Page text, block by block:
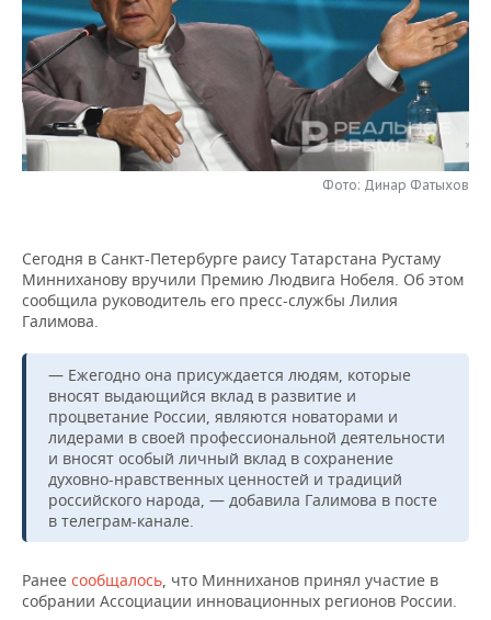
НЕФТЕХИМИЯ
НЕФТЬ
ОПК
ЭНЕРГЕТИКА
РОЗНИЧНАЯ ТОРГОВЛЯ
ТРАНСПОРТ
УСЛУГИ
НОВОСТИ ТЕХНОЛОГИЙ
IT
МЕДИА
МЕРОПРИЯТИЯ
НОВОСТИ МЕРОПРИЯТИЙ
ВЫЕЗДНАЯ РЕДАКЦИЯ
ОТКРЫТАЯ ЛЕКЦИЯ
СПОРТ
НОВОСТИ СПОРТА
БАСКЕТБОЛ
КИБЕРСПОРТ
ФИГУРНОЕ КАТАНИЕ
ВОДНЫЕ ВИДЫ СПОРТА
ХОККЕЙ С МЯЧОМ
ОБЩЕСТВО
ИНФРАСТРУКТУРА
КУЛЬТУРА
МЕДИЦИНА
ОБРАЗОВАНИЕ
ПРОИСШЕСТВИЯ
СПРАВОЧНИК
СПИСОК КОМПАНИЙ
Фото: Динар Фатыхов
Сегодня в Санкт-Петербурге раису Татарстана Рустаму
Минниханову вручили Премию Людвига Нобеля. Об этом
сообщила руководитель его пресс-службы Лилия
Галимова.
— Ежегодно она присуждается людям, которые
вносят выдающийся вклад в развитие и
процветание России, являются новаторами и
лидерами в своей профессиональной деятельности
и вносят особый личный вклад в сохранение
духовно-нравственных ценностей и традиций
российского народа, — добавила Галимова в посте
в телеграм-канале.
Ранее сообщалось, что Минниханов принял участие в
собрании Ассоциации инновационных регионов России.